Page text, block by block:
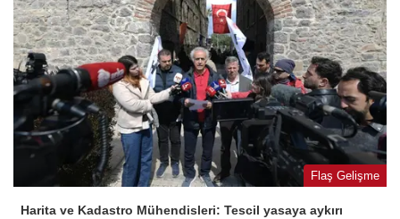
Flaş Gelişme
Harita ve Kadastro Mühendisleri: Tescil yasaya aykırı